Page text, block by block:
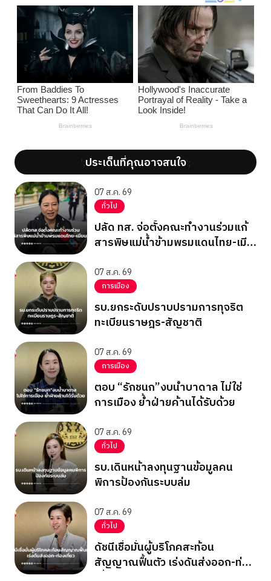
';ประเด็นที่คุณอาจสนใจ';
07 ส.ค. 69
ทั่วไป
ปลัด ทส. จ่อตั้งคณะทำงานร่วมแก้
สารพิษแม่น้ำข้ามพรมแดนไทย-เมีย
07 ส.ค. 69
การเมือง
รบ.ยกระดับปราบปรามการทุจริต
ทะเบียนราษฎร-สัญชาติ
07 ส.ค. 69
การเมือง
ตอบ “รักชนก”งบน้ำบาดาล ไม่ใช่
การเมือง ย้ำฝ่ายค้านได้รับด้วย
07 ส.ค. 69
ทั่วไป
รบ.เดินหน้าลงทุนฐานข้อมูลคน
พิการป้องกันระบบล่ม
07 ส.ค. 69
ทั่วไป
ดัชนีเชื่อมั่นผู้บริโภคสะท้อน
สัญญาณฟื้นตัว เร่งดันส่งออก-ท่อง